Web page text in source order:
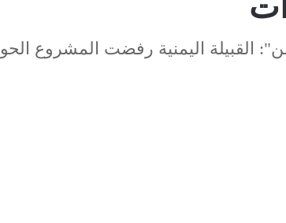
القبيلة اليمنية رفضت المشروع